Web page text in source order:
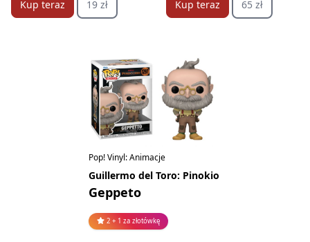
Kup teraz 19 zł Kup teraz 65 zł
Pop! Vinyl: Animacje
Guillermo del Toro: Pinokio
Geppeto
2 + 1 za złotówkę